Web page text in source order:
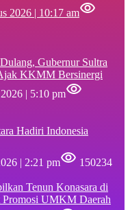
2026 | 10:17 am
Gubernur Sultra
KKMM Bersinergi
| 5:10 pm
Hadiri Indonesia
| 2:21 pm
150234
Tenun Konasara di
Promosi UMKM Daerah